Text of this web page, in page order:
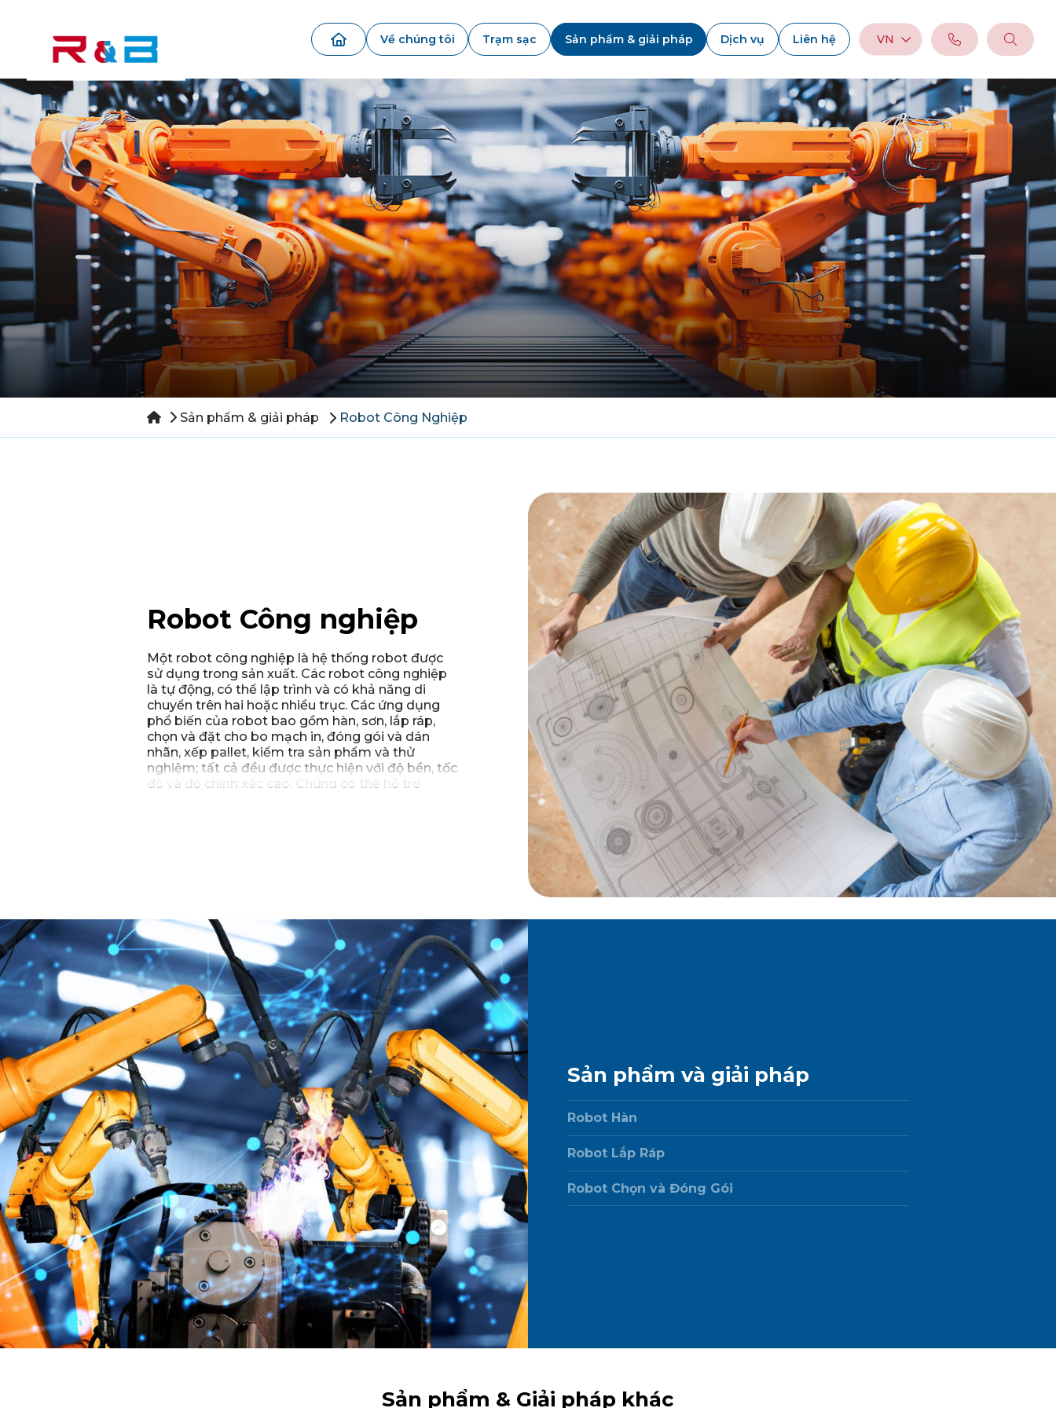
Về chúng tôi Trạm sạc Sản phẩm & giải pháp Dịch vụ Liên hệ VN
Sản phẩm & giải pháp Robot Công Nghiệp
Robot Công nghiệp
Một robot công nghiệp là hệ thống robot được
sử dụng trong sản xuất. Các robot công nghiệp
là tự động, có thể lập trình và có khả năng di
chuyển trên hai hoặc nhiều trục. Các ứng dụng
phổ biến của robot bao gồm hàn, sơn, lắp ráp,
chọn và đặt cho bo mạch in, đóng gói và dán
nhãn, xếp pallet, kiểm tra sản phẩm và thử
nghiệm; tất cả đều được thực hiện với độ bền, tốc
độ và độ chính xác cao. Chúng có thể hỗ trợ
Sản phẩm và giải pháp
Robot Hàn
Robot Lắp Ráp
Robot Chọn và Đóng Gói
Sản phẩm & Giải pháp khác